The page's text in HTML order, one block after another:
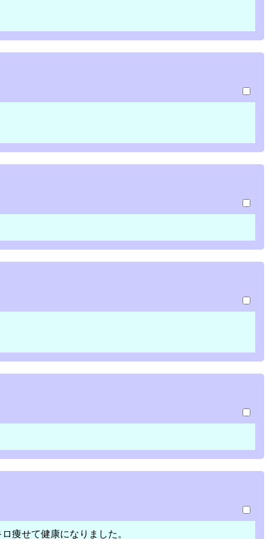
痩せて健康になりました。